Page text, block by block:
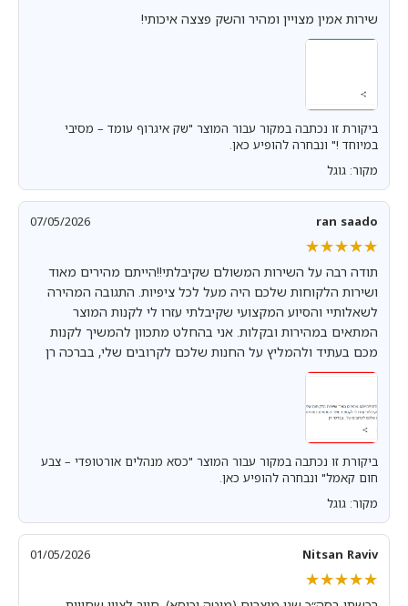
שירות אמין מצויין ומהיר והשק פצצה איכותי!
ביקורת זו נכתבה במקור עבור המוצר "שק איגרוף עומד – מסיבי
במיוחד !" ונבחרה להופיע כאן.
מקור: גוגל
ran saado
07/05/2026
★★★★★
★★★★★
תודה רבה על השירות המשולם שקיבלתי!!הייתם מהירים מאוד
ושירות הלקוחות שלכם היה מעל לכל ציפיות. התגובה המהירה
לשאלותיי והסיוע המקצועי שקיבלתי עזרו לי לקנות המוצר
המתאים במהירות ובקלות. אני בהחלט מתכוון להמשיך לקנות
מכם בעתיד ולהמליץ על החנות שלכם לקרובים שלי, בברכה רן
ביקורת זו נכתבה במקור עבור המוצר "כסא מנהלים אורטופדי – צבע
חום קאמל" ונבחרה להופיע כאן.
מקור: גוגל
Nitsan Raviv
01/05/2026
★★★★★
★★★★★